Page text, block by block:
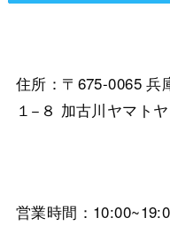
住所：〒675-0065 兵
１−８ 加古川ヤマト
営業時間：